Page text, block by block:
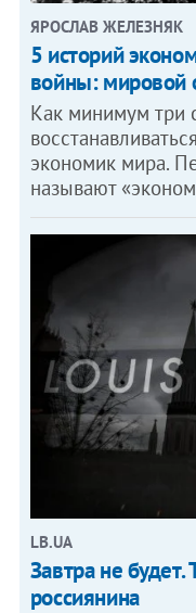
ЯРОСЛАВ ЖЕЛЕЗНЯК
5 историй
войны: мировой
Как минимум три
экономик мира.
называют
LB.UA
Завтра не будет.
россиянина